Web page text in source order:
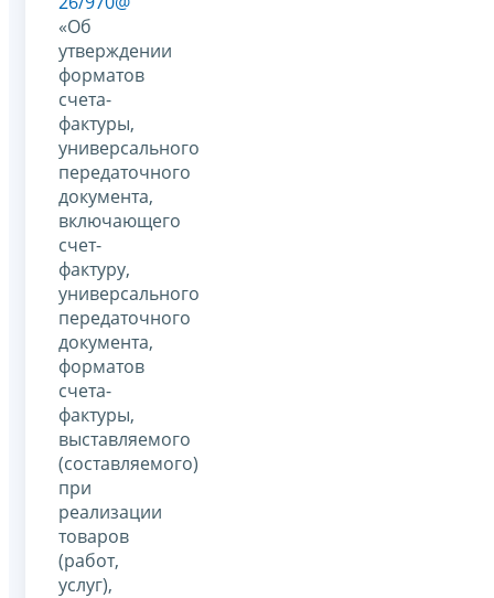
«Об
утверждении
форматов
счета-
фактуры,
универсального
передаточного
документа,
включающего
счет-
фактуру,
универсального
передаточного
документа,
форматов
счета-
фактуры,
выставляемого
(составляемого)
при
реализации
товаров
(работ,
услуг),